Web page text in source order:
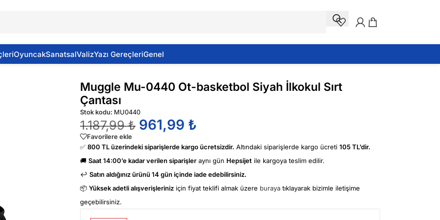
OyuncakSanatsalValizYazı GereçleriGenel
İlkokul Sırt Çantası
Muggle Mu-0440 Ot-basketbol Siyah İlkokul Sırt
Çantası
Stok kodu: MU0440
1.187,99₺ 961,99 ₺
Favorilere ekle
✅ 800 TL üzerindeki siparişlerde kargo ücretsizdir. Altındaki siparişlerde kargo ücreti 105 TL’dir.
🚚 Saat 14:00’e kadar verilen siparişler aynı gün Hepsijet ile kargoya teslim edilir.
↩️ Satın aldığınız ürünü 14 gün içinde iade edebilirsiniz.
📦 Yüksek adetli alışverişleriniz için fiyat teklifi almak üzere buraya tıklayarak bizimle iletişime
geçebilirsiniz.